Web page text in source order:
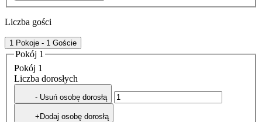
Liczba gości
1 Pokoje - 1 Goście
Pokój 1
Pokój 1
Liczba dorosłych
- Usuń osobę dorosłą
+Dodaj osobę dorosłą